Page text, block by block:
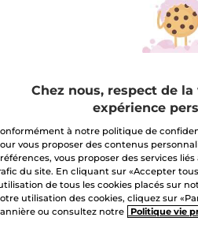
(1266)
1+1
Water-
Chez nous, respect de
expérience
à notre politique de
vous proposer des contenus
vous proposer des services
du site. En cliquant sur «Accepter
de tous les cookies placés sur
utilisation des cookies, cliquez sur
ou consultez notre
Politique vie